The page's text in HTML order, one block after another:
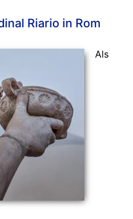
Riario in Rom
Als